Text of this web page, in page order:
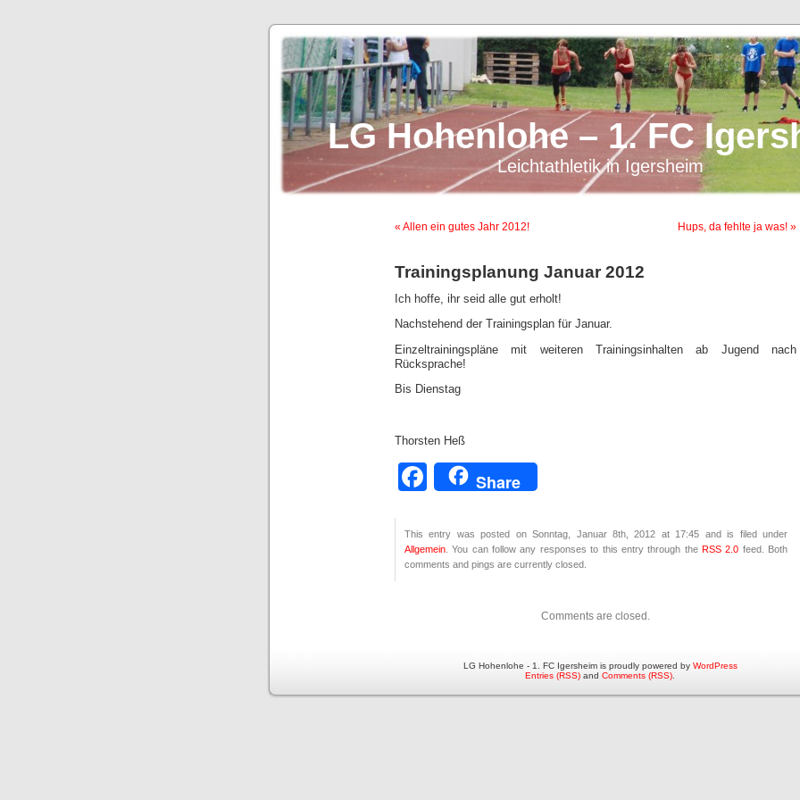
LG Hohenlohe – 1. FC
Leichtathletik in Igersheim
« Allen ein gutes Jahr 2012! Hups, da fehlte ja was! »
Trainingsplanung Januar 2012
Ich hoffe, ihr seid alle gut erholt!
Nachstehend der Trainingsplan für Januar.
Einzeltrainingspläne mit weiteren Trainingsinhalten ab Jugend nach
Rücksprache!
Bis Dienstag
Thorsten Heß
Facebook
Share
This entry was posted on Sonntag, Januar 8th, 2012 at 17:45 and is filed under
Allgemein . You can follow any responses to this entry through the RSS 2.0 feed. Both
comments and pings are currently closed.
Comments are closed.
LG Hohenlohe - 1. FC Igersheim is proudly powered by WordPress
Entries (RSS) and Comments (RSS)